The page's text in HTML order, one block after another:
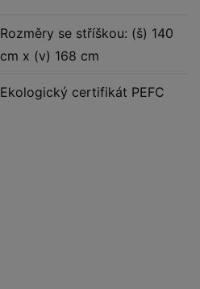
Rozměry se stříškou: (š) 140
cm x (v) 168 cm
Ekologický certifikát PEFC